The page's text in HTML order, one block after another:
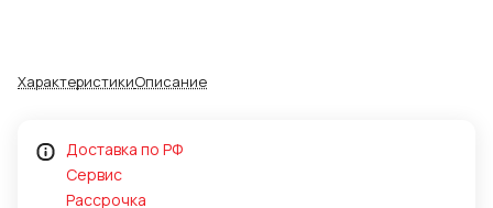
ХарактеристикиОписание
Доставка по РФ
Сервис
Рассрочка